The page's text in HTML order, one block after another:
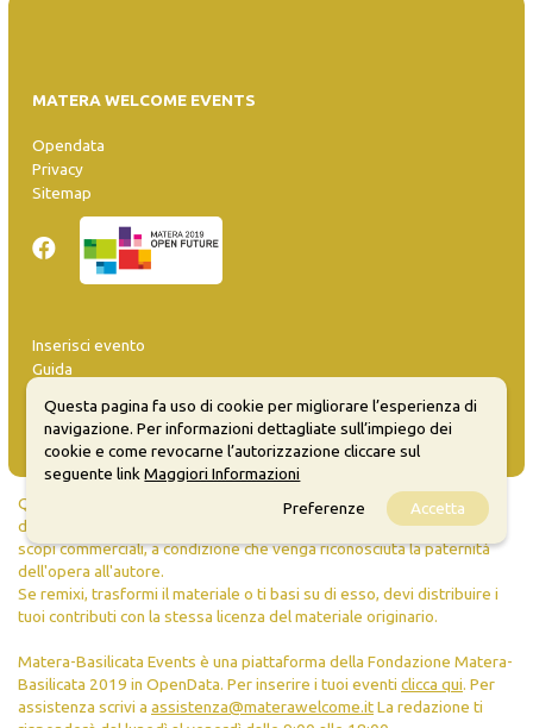
MATERA WELCOME EVENTS
Opendata
Privacy
Sitemap
Inserisci evento
Guida
info@materaevents.it
Quanto realizzato è sottoposto a licenza CC-BY-SA che permette di
distribuire, modificare, creare opere derivate dall'originale, anche a
scopi commerciali, a condizione che venga riconosciuta la paternità
dell'opera all'autore.
Se remixi, trasformi il materiale o ti basi su di esso, devi distribuire i
tuoi contributi con la stessa licenza del materiale originario.
Matera-Basilicata Events è una piattaforma della Fondazione Matera-
Basilicata 2019 in OpenData. Per inserire i tuoi eventi clicca qui. Per
assistenza scrivi a assistenza@materawelcome.itLa redazione ti
Questa pagina fa uso di cookie per migliorare l’esperienza di
navigazione. Per informazioni dettagliate sull’impiego dei
cookie e come revocarne l’autorizzazione cliccare sul
seguente linkMaggiori Informazioni
Preferenze
Accetta